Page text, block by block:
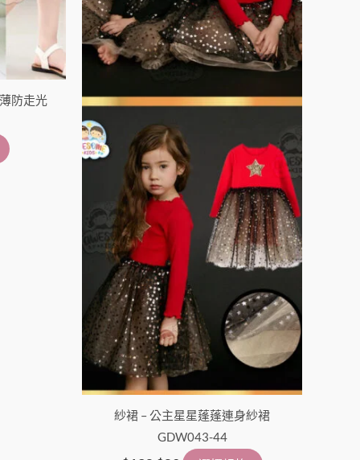
防走光
產
面
選
選
紗裙 – 公主星星蓬蓬連身紗裙
GDW043-44
產
品
頁
選
選
項